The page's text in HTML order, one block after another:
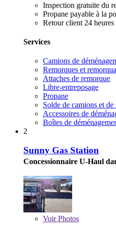
Inspection gratuite du
Propane payable à la
Retour client 24 heures
Services
Camions de
Remorques et
Attaches de remorque
Libre-entreposage
Propane
Solde de camions et de
Accessoires de
Boîtes de
2
Sunny Gas Station
Concessionnaire U-Haul
VoirPhotos